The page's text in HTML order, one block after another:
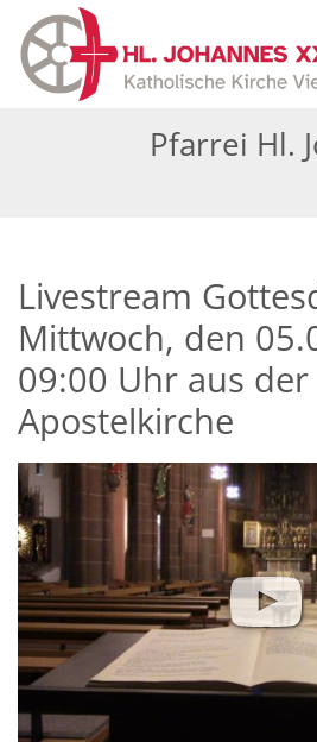
Zum Inhalt springen
Pfarrei Hl.
Livestream
Mittwoch, den
09:00 Uhr aus der
Apostelkirche